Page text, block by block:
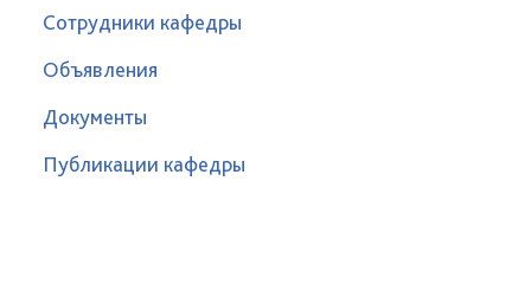
Сотрудники кафедры
Объявления
Документы
Публикации кафедры